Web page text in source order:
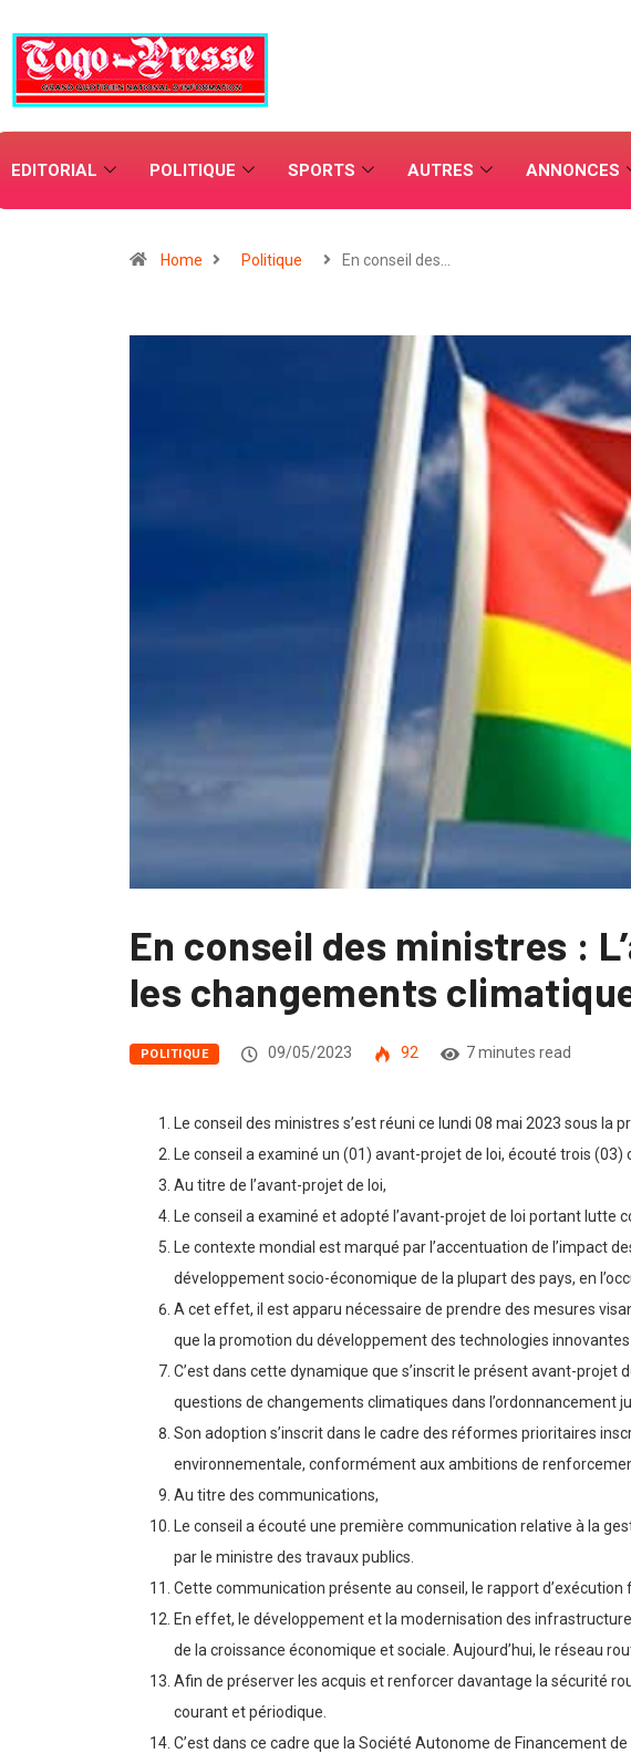
EDITORIAL POLITIQUE SPORTS AUTRES ANNONCES
Home Politique En conseil des…
En conseil des ministres :
les changements
POLITIQUE 09/05/2023 92 7 minutes read
Le conseil des ministres s’est réuni ce lundi 08 mai 2023 sous la
Le conseil a examiné un (01) avant-projet de loi, écouté trois
Au titre de l’avant-projet de loi,
Le conseil a examiné et adopté l’avant-projet de loi portant lutte
Le contexte mondial est marqué par l’accentuation de l’impact
développement socio-économique de la plupart des pays, en
A cet effet, il est apparu nécessaire de prendre des mesures
que la promotion du développement des technologies innovantes
C’est dans cette dynamique que s’inscrit le présent avant-
questions de changements climatiques dans l’ordonnancement
Son adoption s’inscrit dans le cadre des réformes prioritaires
environnementale, conformément aux ambitions de
Au titre des communications,
Le conseil a écouté une première communication relative à la
par le ministre des travaux publics.
Cette communication présente au conseil, le rapport d’exécution
En effet, le développement et la modernisation des
de la croissance économique et sociale. Aujourd’hui, le réseau
Afin de préserver les acquis et renforcer davantage la sécurité
courant et périodique.
C’est dans ce cadre que la Société Autonome de Financement